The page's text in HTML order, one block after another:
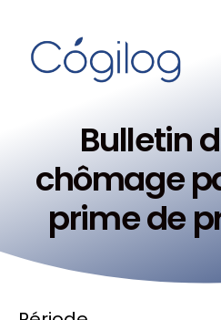
Bulletin
chômage
prime de